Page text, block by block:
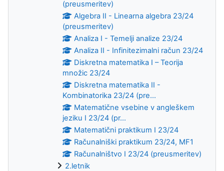
(preusmeritev)
Algebra II - Linearna algebra 23/24
(preusmeritev)
Analiza I - Temelji analize 23/24
Analiza II - Infinitezimalni račun 23/24
Diskretna matematika I – Teorija
množic 23/24
Diskretna matematika II -
Kombinatorika 23/24 (pre...
Matematične vsebine v angleškem
jeziku I 23/24 (pr...
Matematični praktikum I 23/24
Računalniški praktikum 23/24, MF1
Računalništvo I 23/24 (preusmeritev)
2.letnik